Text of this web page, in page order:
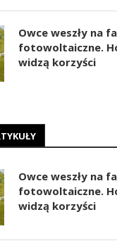
Owce weszły na
fotowoltaiczne.
widzą korzyści
Owce weszły na
fotowoltaiczne.
widzą korzyści